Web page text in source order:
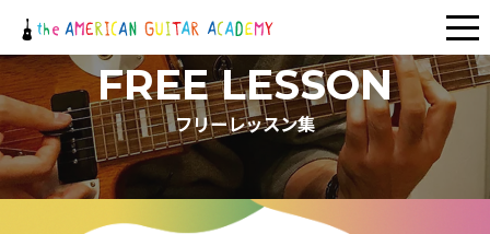
FREE LESSON
フリーレッスン集
メ
ニ
ュ
ー